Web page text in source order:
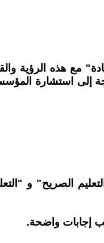
توافق مشروع "مدارس
إلى استشارة
الصريح" و
إجابات واضحة.